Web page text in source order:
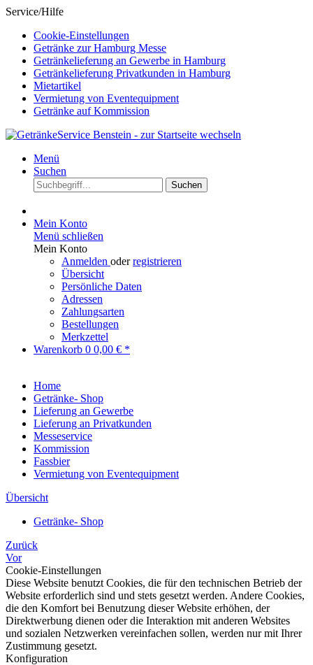
Service/Hilfe
Cookie-Einstellungen
Getränke zur Hamburg Messe
Getränkelieferung an Gewerbe in Hamburg
Getränkelieferung Privatkunden in Hamburg
Mietartikel
Vermietung von Eventequipment
Getränke auf Kommission
Menü
Suchen
Suchen
Mein Konto
Menü schließen
Mein Konto
Anmelden oderregistrieren
Übersicht
Persönliche Daten
Adressen
Zahlungsarten
Bestellungen
Merkzettel
Warenkorb 0 0,00 € *
Home
Getränke- Shop
Lieferung an Gewerbe
Lieferung an Privatkunden
Messeservice
Kommission
Fassbier
Vermietung von Eventequipment
Übersicht
Getränke- Shop
Zurück
Vor
Cookie-Einstellungen
Diese Website benutzt Cookies, die für den technischen Betrieb der
Website erforderlich sind und stets gesetzt werden. Andere Cookies,
die den Komfort bei Benutzung dieser Website erhöhen, der
Direktwerbung dienen oder die Interaktion mit anderen Websites
und sozialen Netzwerken vereinfachen sollen, werden nur mit Ihrer
Zustimmung gesetzt.
Konfiguration